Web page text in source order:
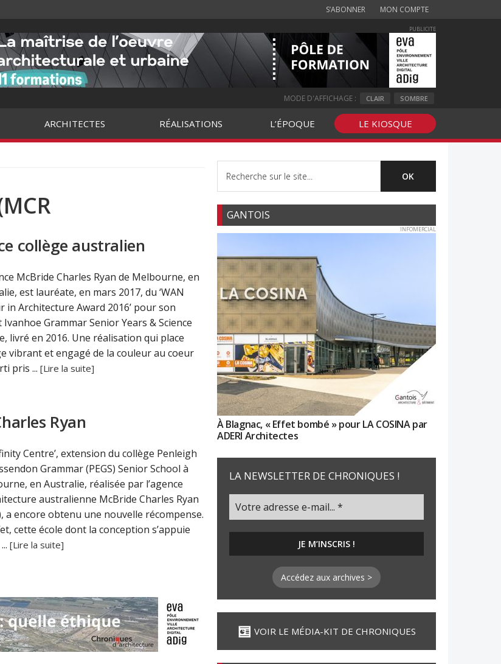
S’ABONNER MON COMPTE
PUBLICITE
MODE D'AFFICHAGE : CLAIR SOMBRE
ARCHITECTES RÉALISATIONS L’ÉPOQUE LE KIOSQUE
collège australien
McBride Charles Ryan de Melbourne, en
est lauréate, en mars 2017, du ‘WAN
in Architecture Award 2016’ pour son
Grammar Senior Years & Science
livré en 2016. Une réalisation qui place
vibrant et engagé de la couleur au coeur
pris ... [Lire la suite]
Ryan
Centre’, extension du collège Penleigh
Grammar (PEGS) Senior School à
en Australie, réalisée par l’agence
australienne McBride Charles Ryan
a encore obtenu une nouvelle récompense.
cette école dont la conception s’appuie
[Lire la suite]
GANTOIS
INFOMERCIAL
À Blagnac, « Effet bombé » pour LA COSINA par
ADERI Architectes
LA NEWSLETTER DE CHRONIQUES !
Accédez aux archives >
VOIR LE MÉDIA-KIT DE CHRONIQUES